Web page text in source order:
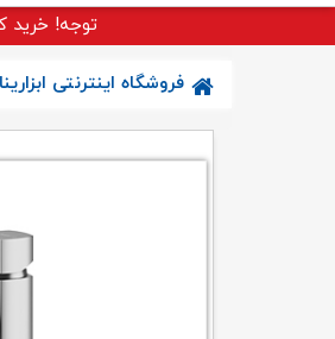
توجه! خرید
فروشگاه اینترنتی ابزارینا